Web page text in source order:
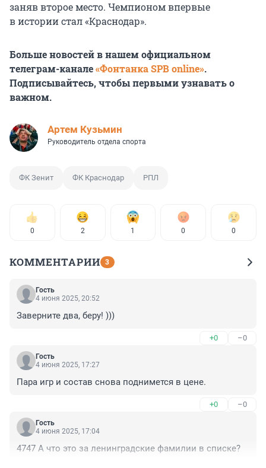
заняв второе место. Чемпионом впервые
в истории стал «Краснодар».
Больше новостей в нашем официальном
телеграм-канале«Фонтанка SPB online».
Подписывайтесь, чтобы первыми узнавать о
важном.
Артем Кузьмин
Руководитель отдела спорта
ФК Зенит ФК Краснодар РПЛ
0 2 1 0 0
КОММЕНТАРИИ 3
Гость
4 июня 2025, 20:52
Заверните два, беру! )))
+0 –0
Гость
4 июня 2025, 17:27
Пара игр и состав снова поднимется в цене.
+0 –0
Гость
4 июня 2025, 17:04
4747 А что это за ленинградские фамилии в списке?